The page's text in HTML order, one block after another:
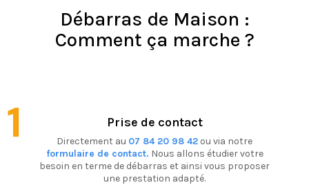
Débarras de Maison :
Comment ça marche ?
Prise de contact
Directement au 07 84 20 98 42 ou via notre
formulaire de contact. Nous allons étudier votre
besoin en terme de débarras et ainsi vous proposer
une prestation adapté.
1